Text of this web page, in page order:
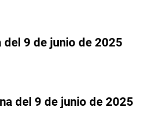
del 9 de junio de 2025
del 9 de junio de 2025